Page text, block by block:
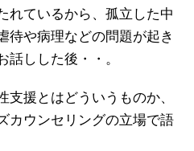
れているから、孤立した中
待や病理などの問題が起き
話しした後・・。
援とはどういうものか、
カウンセリングの立場で語